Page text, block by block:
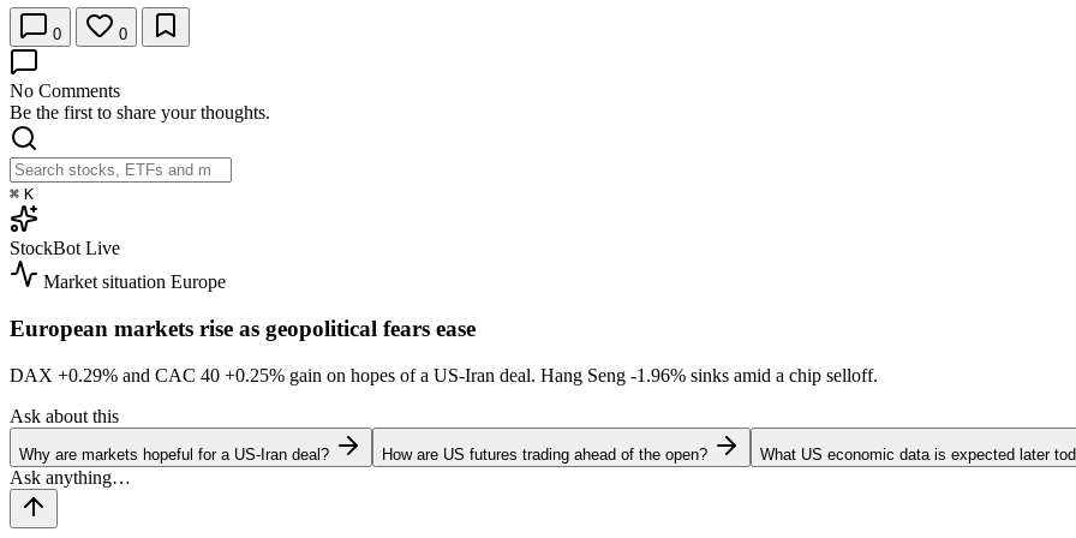
0 0
No Comments
Be the first to share your thoughts.
⌘ K
StockBot Live
Market situation Europe
European markets rise as geopolitical fears ease
DAX +0.29% and CAC 40 +0.25% gain on hopes of a US-Iran deal. Hang Seng -1.96% sinks amid a chip selloff.
Ask about this
Why are markets hopeful for a US-Iran deal? How are US futures trading ahead of the open? What US economic data is expected later